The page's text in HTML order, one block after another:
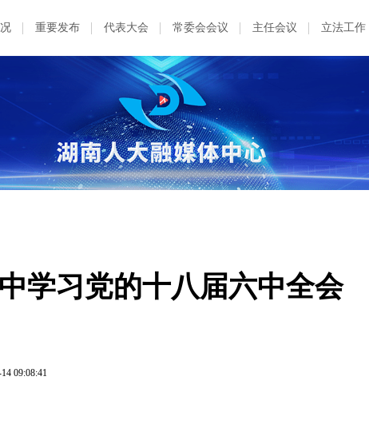
重要发布 代表大会 常委会会议 主任会议 立法工作
学习党的十八届六中全会
09:08:41